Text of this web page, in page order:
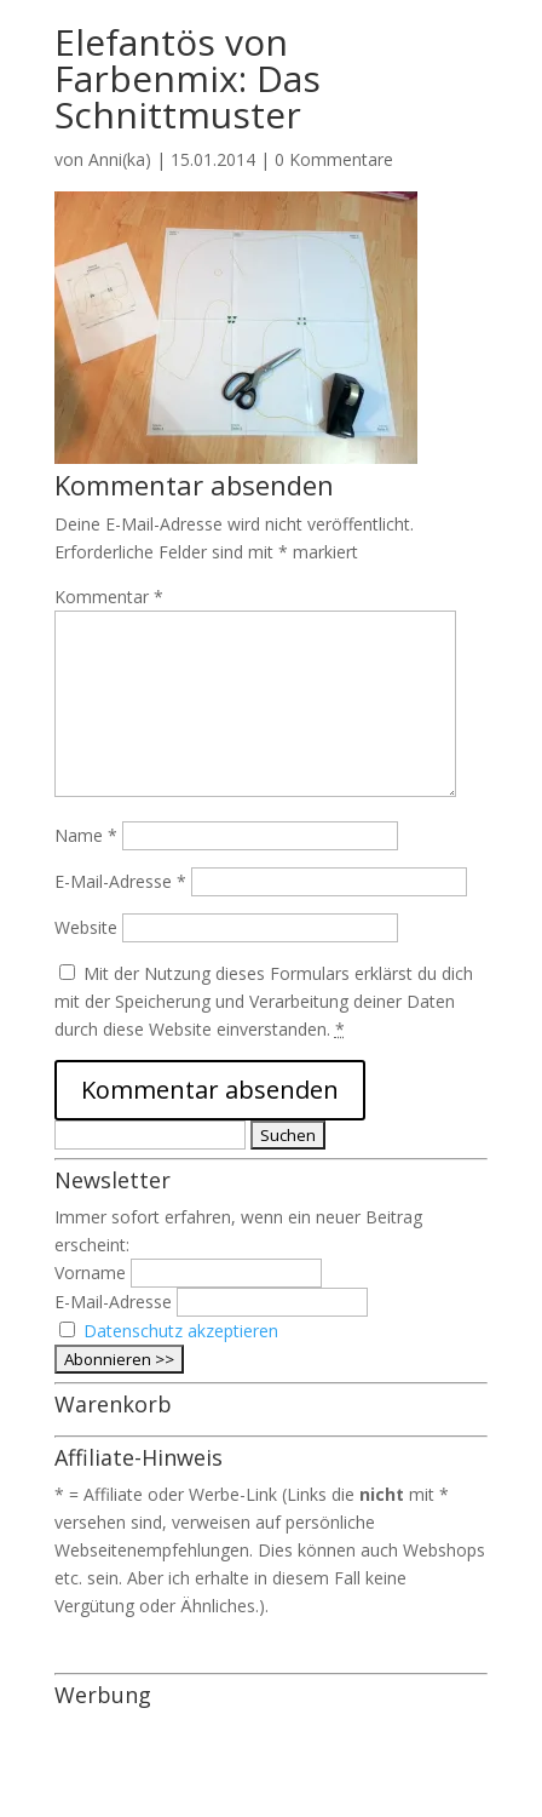
Elefantös von
Farbenmix: Das
Schnittmuster
von Anni(ka) | 15.01.2014| 0 Kommentare
Kommentar absenden
Deine E-Mail-Adresse wird nicht veröffentlicht.
Erforderliche Felder sind mit * markiert
Kommentar *
Name *
E-Mail-Adresse *
Website
Mit der Nutzung dieses Formulars erklärst du dich
mit der Speicherung und Verarbeitung deiner Daten
durch diese Website einverstanden. *
nach:
Newsletter
Immer sofort erfahren, wenn ein neuer Beitrag
erscheint:
Vorname
E-Mail-Adresse
Datenschutz akzeptieren
Warenkorb
Affiliate-Hinweis
* = Affiliate oder Werbe-Link (Links die nicht mit *
versehen sind, verweisen auf persönliche
Webseitenempfehlungen. Dies können auch Webshops
etc. sein. Aber ich erhalte in diesem Fall keine
Vergütung oder Ähnliches.).
Werbung